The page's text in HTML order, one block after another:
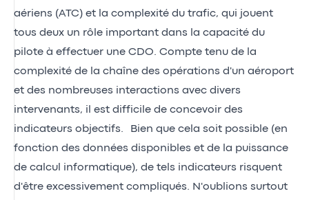
aériens (ATC) et la complexité du trafic, qui jouent
tous deux un rôle important dans la capacité du
pilote à effectuer une CDO. Compte tenu de la
complexité de la chaîne des opérations d'un aéroport
et des nombreuses interactions avec divers
intervenants, il est difficile de concevoir des
indicateurs objectifs. Bien que cela soit possible (en
fonction des données disponibles et de la puissance
de calcul informatique), de tels indicateurs risquent
d'être excessivement compliqués. N'oublions surtout